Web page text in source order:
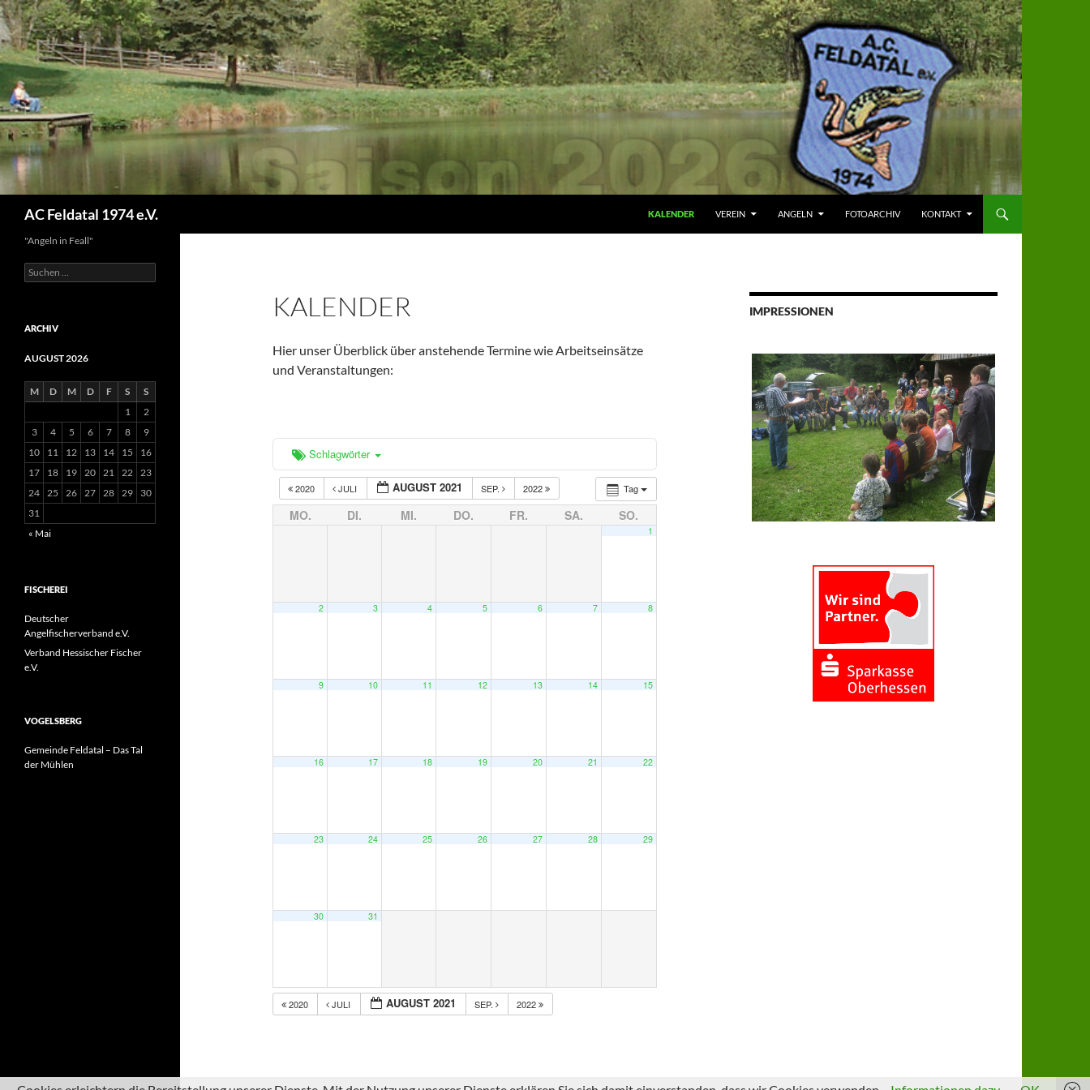
AC Feldatal 1974 e.V.
KALENDER
VEREIN ANGELN FOTOARCHIV KONTAKT
KALENDER
Hier unser Überblick über anstehende Termine wie Arbeitseinsätze
und Veranstaltungen:
Schlagwörter
Tag
2020 JULI AUGUST 2021 SEP. 2022
MO. DI. MI. DO. FR. SA. SO.
1
2 3 4 5 6 7 8
9 10 11 12 13 14 15
16 17 18 19 20 21 22
23 24 25 26 27 28 29
30 31
2020 JULI AUGUST 2021 SEP. 2022
IMPRESSIONEN
"Angeln in Feall"
Suchen
nach:
ARCHIV
AUGUST 2026
M D M D F S
S
1
2
3
4 5 6 7 8
9
10
11 12 13 14 15
16
17
18 19 20 21 22 23
24 25 26 27 28 29
30
31
« Mai
FISCHEREI
Deutscher
Angelfischerverband e.V.
Verband Hessischer Fischer
e.V.
VOGELSBERG
Gemeinde Feldatal – Das Tal
der Mühlen